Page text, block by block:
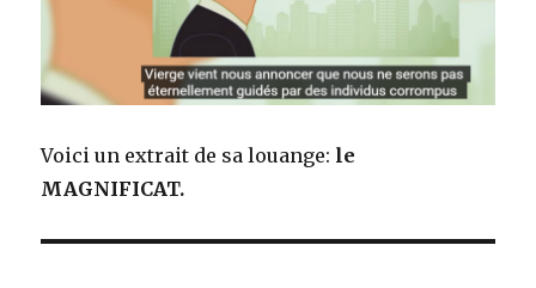
Voici un extrait de sa louange: le
MAGNIFICAT.